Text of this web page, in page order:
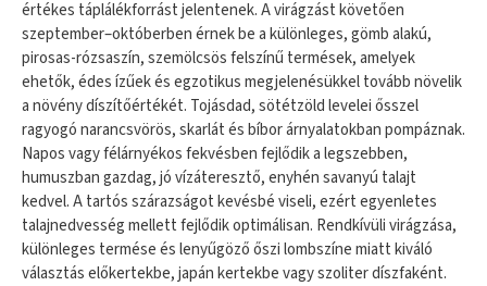
értékes táplálékforrást jelentenek. A virágzást követően
szeptember–októberben érnek be a különleges, gömb alakú,
pirosas-rózsaszín, szemölcsös felszínű termések, amelyek
ehetők, édes ízűek és egzotikus megjelenésükkel tovább növelik
a növény díszítőértékét. Tojásdad, sötétzöld levelei ősszel
ragyogó narancsvörös, skarlát és bíbor árnyalatokban pompáznak.
Napos vagy félárnyékos fekvésben fejlődik a legszebben,
humuszban gazdag, jó vízáteresztő, enyhén savanyú talajt
kedvel. A tartós szárazságot kevésbé viseli, ezért egyenletes
talajnedvesség mellett fejlődik optimálisan. Rendkívüli virágzása,
különleges termése és lenyűgöző őszi lombszíne miatt kiváló
választás előkertekbe, japán kertekbe vagy szoliter díszfaként.